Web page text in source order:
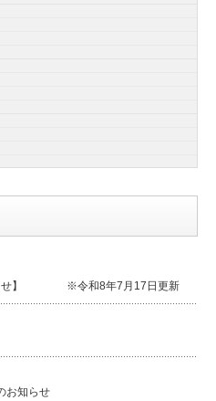
らせ】 ※令和8年7月17日更新
お知らせ